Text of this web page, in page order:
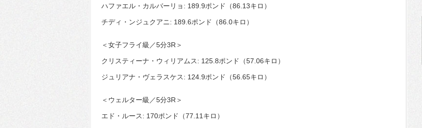
ハファエル・カルバーリョ: 189.9ポンド（86.13キロ）
チディ・ンジュクアニ: 189.6ポンド（86.0キロ）
＜女子フライ級／5分3R＞
クリスティーナ・ウィリアムス: 125.8ポンド（57.06キロ）
ジュリアナ・ヴェラスケス: 124.9ポンド（56.65キロ）
＜ウェルター級／5分3R＞
エド・ルース: 170ポンド（77.11キロ）